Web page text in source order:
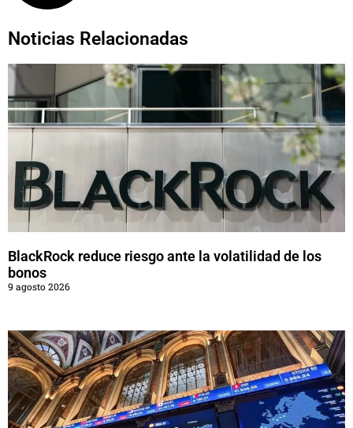
Noticias Relacionadas
BlackRock reduce riesgo ante la volatilidad de los
bonos
9 agosto 2026